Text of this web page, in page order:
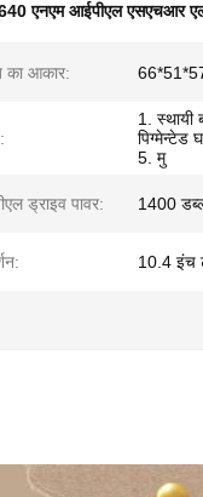
एनएम आईपीएल एसएचआर
आकार:
1. स्थायी
पिग्मेन्टेड
5. मु
ड्राइव पावर: 1400
10.4 इंच